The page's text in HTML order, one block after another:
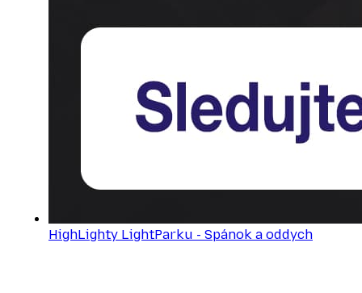
HighLighty LightParku - Spánok a oddych